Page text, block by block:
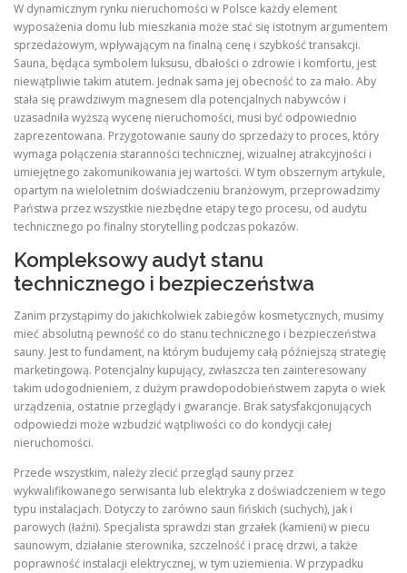
W dynamicznym rynku nieruchomości w Polsce każdy element
wyposażenia domu lub mieszkania może stać się istotnym argumentem
sprzedażowym, wpływającym na finalną cenę i szybkość transakcji.
Sauna, będąca symbolem luksusu, dbałości o zdrowie i komfortu, jest
niewątpliwie takim atutem. Jednak sama jej obecność to za mało. Aby
stała się prawdziwym magnesem dla potencjalnych nabywców i
uzasadniła wyższą wycenę nieruchomości, musi być odpowiednio
zaprezentowana. Przygotowanie sauny do sprzedaży to proces, który
wymaga połączenia staranności technicznej, wizualnej atrakcyjności i
umiejętnego zakomunikowania jej wartości. W tym obszernym artykule,
opartym na wieloletnim doświadczeniu branżowym, przeprowadzimy
Państwa przez wszystkie niezbędne etapy tego procesu, od audytu
technicznego po finalny storytelling podczas pokazów.
Kompleksowy audyt stanu
technicznego i bezpieczeństwa
Zanim przystąpimy do jakichkolwiek zabiegów kosmetycznych, musimy
mieć absolutną pewność co do stanu technicznego i bezpieczeństwa
sauny. Jest to fundament, na którym budujemy całą późniejszą strategię
marketingową. Potencjalny kupujący, zwłaszcza ten zainteresowany
takim udogodnieniem, z dużym prawdopodobieństwem zapyta o wiek
urządzenia, ostatnie przeglądy i gwarancje. Brak satysfakcjonujących
odpowiedzi może wzbudzić wątpliwości co do kondycji całej
nieruchomości.
Przede wszystkim, należy zlecić przegląd sauny przez
wykwalifikowanego serwisanta lub elektryka z doświadczeniem w tego
typu instalacjach. Dotyczy to zarówno saun fińskich (suchych), jak i
parowych (łaźni). Specjalista sprawdzi stan grzałek (kamieni) w piecu
saunowym, działanie sterownika, szczelność i pracę drzwi, a także
poprawność instalacji elektrycznej, w tym uziemienia. W przypadku